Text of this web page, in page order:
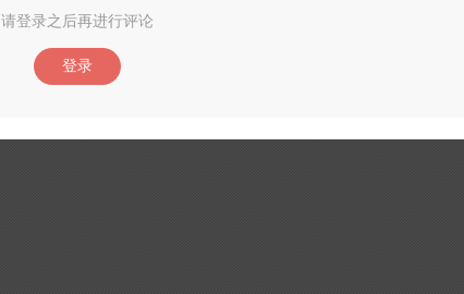
请登录之后再进行评论
登录